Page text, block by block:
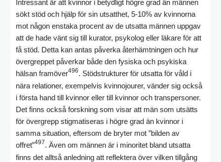
Intressant är att kvinnor i betydligt högre grad än männen
sökt stöd och hjälp för sin utsatthet, 5-10% av kvinnorna
mot någon enstaka procent av de utsatta männen uppgav
att de hade vänt sig till kurator, psykolog eller läkare för att
få stöd. Detta kan antas påverka återhämtningen och hur
övergreppet påverkar både den fysiska och psykiska
hälsan framöver496. Stödstrukturer för utsatta för våld i
nära relationer, exempelvis kvinnojourer, vänder sig också
i första hand till kvinnor eller till kvinnor och transpersoner.
Det finns också forskning som visar att män som utsätts
för övergrepp stigmatiseras i högre grad än kvinnor i
samma situation, eftersom de bryter mot ”bilden av
offret”497. Även om männen är i minoritet bland utsatta
finns det alltså anledning att reflektera över vilken tillgång